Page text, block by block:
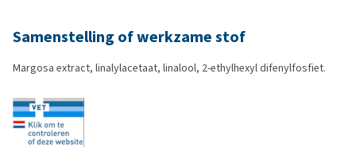
Samenstelling of werkzame stof
Margosa extract, linalylacetaat, linalool, 2-ethylhexyl difenylfosfiet.